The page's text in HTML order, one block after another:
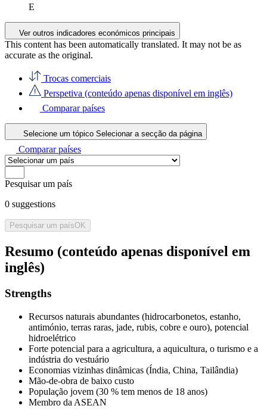
E
Ver outros indicadores económicos principais
This content has been automatically translated. It may not be as
accurate as the original.
Trocas comerciais
Perspetiva (conteúdo apenas disponível em inglês)
Comparar países
Selecione um tópico Selecionar a secção da página
Comparar países
Pesquisar um país
0 suggestions
Pesquisar um paísOK
Resumo (conteúdo apenas disponível em
inglês)
Strengths
Recursos naturais abundantes (hidrocarbonetos, estanho,
antimónio, terras raras, jade, rubis, cobre e ouro), potencial
hidroelétrico
Forte potencial para a agricultura, a aquicultura, o turismo e a
indústria do vestuário
Economias vizinhas dinâmicas (Índia, China, Tailândia)
Mão-de-obra de baixo custo
População jovem (30 % tem menos de 18 anos)
Membro da ASEAN